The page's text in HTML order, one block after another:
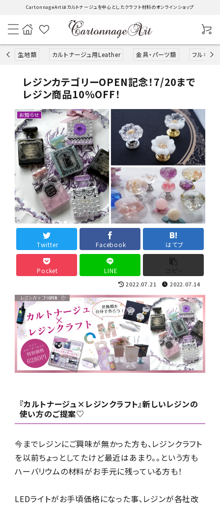
CartonnageArtはカルトナージュを中心としたクラフト材料のオンラインショップ
生地類 カルトナージュ用Leather 金具・パーツ類 フルキット
search
生地類
カルトナージュLeather用
金具・パーツ類
フルキット
Jolipapier
デコレーション材料
基本材料
コンテンツ
グループ
ガイドライン
お問い合わせ
レジンカテゴリーOPEN記念！7/20まで
レジン商品10％OFF！
お知らせ
Twitter Facebook はてブ
Pocket LINE コピー
2022.07.21 2022.07.14
『カルトナージュ×レジンクラフト』新しいレジンの
使い方のご提案♡
今までレジンにご興味が無かった方も、レジンクラフト
を以前ちょっとしてたけど最近はあまり。。という方も
ハーバリウムの材料がお手元に残っている方も！
LEDライトがお手頃価格になった事、レジンが各社改